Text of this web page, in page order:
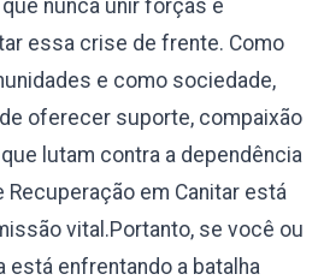
nunca unir forças e
essa crise de frente. Como
e como sociedade,
oferecer suporte, compaixão
lutam contra a dependência
Recuperação em Canitar está
vital.Portanto, se você ou
está enfrentando a batalha